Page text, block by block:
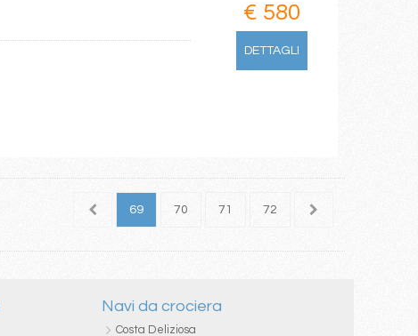
€ 580
DETTAGLI
68 69 70 71 72 73
Navi da crociera
Costa Deliziosa